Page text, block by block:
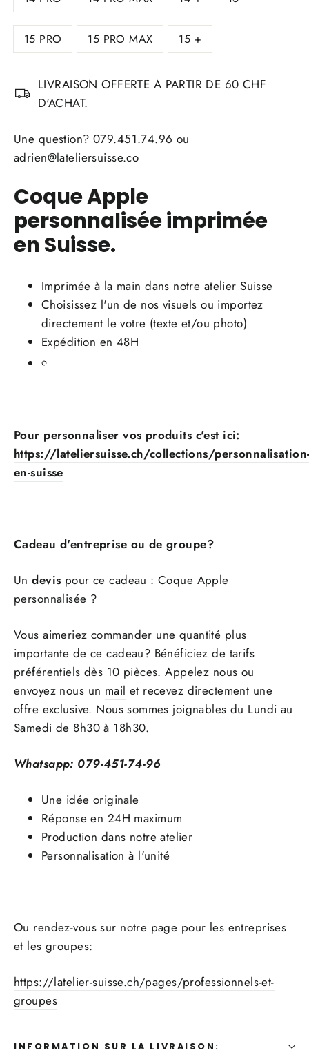
15 PRO 15 PRO MAX 15 +
LIVRAISON OFFERTE A PARTIR DE 60 CHF
D'ACHAT.
Une question? 079.451.74.96 ou
adrien@lateliersuisse.co
Coque Apple
personnalisée imprimée
en Suisse.
Imprimée à la main dans notre atelier Suisse
Choisissez l'un de nos visuels ou importez
directement le votre (texte et/ou photo)
Expédition en 48H
Pour personnaliser vos produits c'est ici:
https://lateliersuisse.ch/collections/
en-suisse
Cadeau d'entreprise ou de groupe?
Undevis pour ce cadeau : Coque Apple
personnalisée ?
Vous aimeriez commander une quantité plus
importante de ce cadeau? Bénéficiez de tarifs
préférentiels dès 10 pièces. Appelez nous ou
envoyez nous un mail et recevez directement une
offre exclusive. Nous sommes joignables du Lundi au
Samedi de 8h30 à 18h30.
Whatsapp: 079-451-74-96
Une idée originale
Réponse en 24H maximum
Production dans notre atelier
Personnalisation à l'unité
Ou rendez-vous sur notre page pour les entreprises
et les groupes:
https://latelier-suisse.ch/pages/professionnels-et-
groupes
INFORMATION SUR LA LIVRAISON: